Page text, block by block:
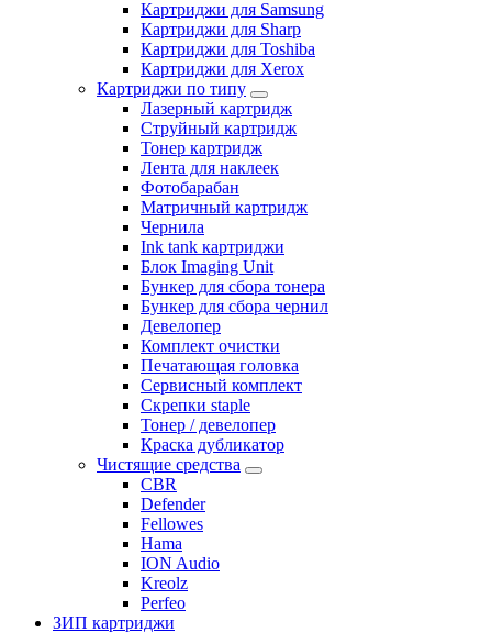
Картриджи для Samsung
Картриджи для Sharp
Картриджи для Toshiba
Картриджи для Xerox
Картриджи по типу
Лазерный картридж
Струйный картридж
Тонер картридж
Лента для наклеек
Фотобарабан
Матричный картридж
Чернила
Ink tank картриджи
Блок Imaging Unit
Бункер для сбора тонера
Бункер для сбора чернил
Девелопер
Комплект очистки
Печатающая головка
Сервисный комплект
Скрепки staple
Тонер / девелопер
Краска дубликатор
Чистящие средства
CBR
Defender
Fellowes
Hama
ION Audio
Kreolz
Perfeo
ЗИП картриджи